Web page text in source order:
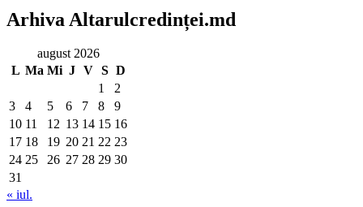
Arhiva Altarulcredinței.md
august 2026
L Ma Mi J V S D
1
2
3
4 5 6 7 8
9
10 11 12 13 14 15 16
17 18 19 20 21 22 23
24 25 26 27 28 29 30
31
« iul.